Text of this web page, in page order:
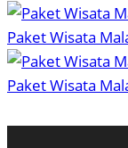
Paket Wisata
Paket Wisata